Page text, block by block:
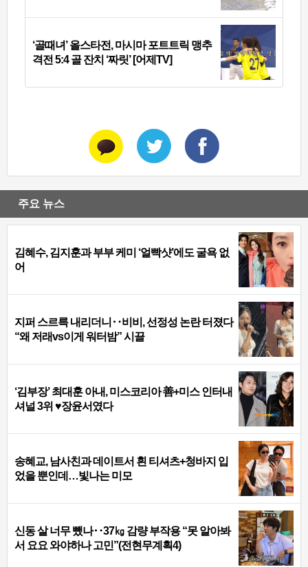
‘골때녀’ 올스타전, 마시마 포트트릭 맹추
격전 5:4 골 잔치 ‘짜릿’ [어제TV]
주요 뉴스
김혜수, 김지훈과 부부 케미 ‘얼빡샷’에도 굴욕 없
어
지퍼 스르륵 내리더니‥비비, 선정성 논란 터졌다
“왜 저래vs이게 워터밤” 시끌
‘김부장’ 최대훈 아내, 미스코리아 善+미스 인터내
셔널 3위 ♥장윤서였다
송혜교, 남사친과 데이트서 흰 티셔츠+청바지 입
었을 뿐인데…빛나는 미모
신동 살 너무 뺐나‥37㎏ 감량 부작용 “못 알아봐
서 요요 와야하나 고민”(전현무계획4)